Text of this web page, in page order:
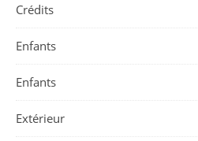
Crédits
Enfants
Enfants
Extérieur